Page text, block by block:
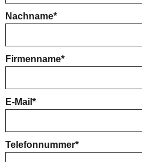
Nachname*
Firmenname*
E-Mail *
Telefonnummer*